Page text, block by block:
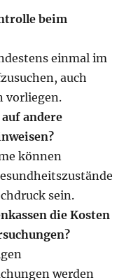
beim
einmal im
auch
vorliegen.
andere
können
sein.
die Kosten
werden